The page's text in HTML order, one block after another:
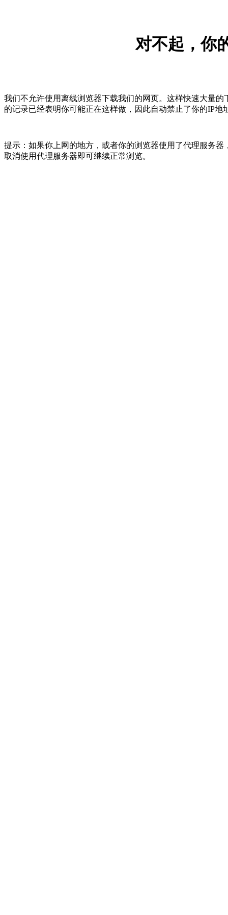
对不起，你
我们不允许使用离线浏览器下载我们的网页。这样快速大量
的记录已经表明你可能正在这样做，因此自动禁止了你的IP
提示：如果你上网的地方，或者你的浏览器使用了代理服务
取消使用代理服务器即可继续正常浏览。